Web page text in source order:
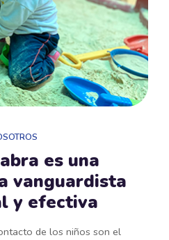
es una
vanguardista
y efectiva
de los niños son el